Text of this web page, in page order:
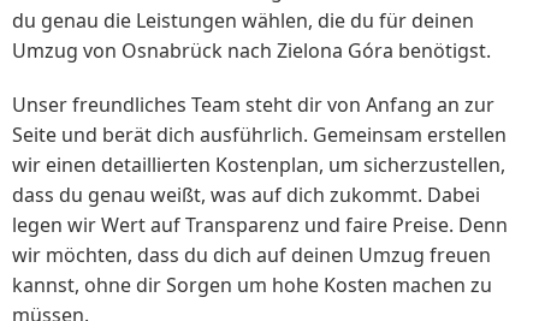
du genau die Leistungen wählen, die du für deinen
Umzug von Osnabrück nach Zielona Góra benötigst.
Unser freundliches Team steht dir von Anfang an zur
Seite und berät dich ausführlich. Gemeinsam erstellen
wir einen detaillierten Kostenplan, um sicherzustellen,
dass du genau weißt, was auf dich zukommt. Dabei
legen wir Wert auf Transparenz und faire Preise. Denn
wir möchten, dass du dich auf deinen Umzug freuen
kannst, ohne dir Sorgen um hohe Kosten machen zu
müssen.